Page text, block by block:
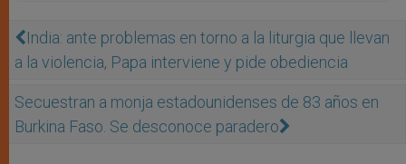
India: ante problemas en torno a la liturgia que llevan
a la violencia, Papa interviene y pide obediencia
Secuestran a monja estadounidenses de 83 años en
Burkina Faso. Se desconoce paradero